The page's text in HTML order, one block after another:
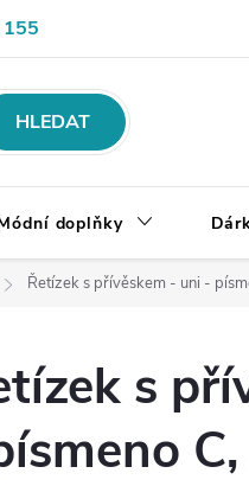
HLEDAT
doplňky
Řetízek s přívěskem - uni -
s